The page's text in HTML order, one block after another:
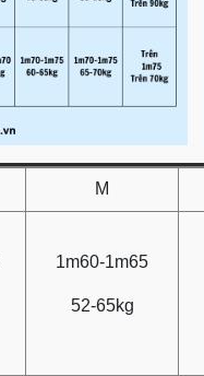
M
1m60-1m65
52-65kg